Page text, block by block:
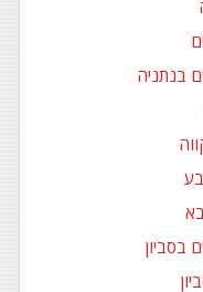
בנתניה
בסביון